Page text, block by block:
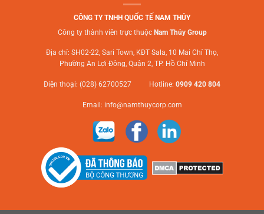
CÔNG TY TNHH QUỐC TẾ NAM THỦY
Công ty thành viên trực thuộc Nam Thủy Group
Địa chỉ: SH02-22, Sari Town, KĐT Sala, 10 Mai Chí Thọ,
Phường An Lợi Đông, Quận 2, TP. Hồ Chí Minh
Điện thoại: (028) 62700527 Hotline: 0909 420 804
Email: info@namthuycorp.com